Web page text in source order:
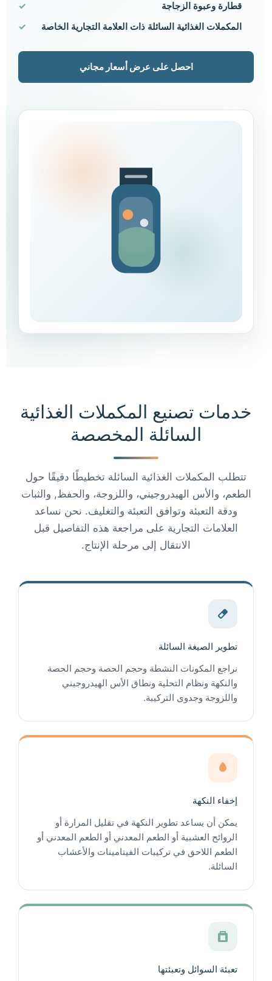
قطارة وعبوة الزجاجة
المكملات الغذائية السائلة ذات العلامة التجارية الخاصة
احصل على عرض أسعار مجاني
خدمات تصنيع المكملات الغذائية
السائلة المخصصة
تتطلب المكملات الغذائية السائلة تخطيطًا دقيقًا حول
الطعم، والأس الهيدروجيني، واللزوجة، والحفظ, والثبات
ودقة التعبئة وتوافق التعبئة والتغليف. نحن نساعد
العلامات التجارية على مراجعة هذه التفاصيل قبل
الانتقال إلى مرحلة الإنتاج.
تطوير الصيغة السائلة
نراجع المكونات النشطة وحجم الحصة وحجم الحصة
والنكهة ونظام التحلية ونطاق الأس الهيدروجيني
واللزوجة وجدوى التركيبة.
إخفاء النكهة
يمكن أن يساعد تطوير النكهة في تقليل المرارة أو
الروائح العشبية أو الطعم المعدني أو الطعم المعدني أو
الطعم اللاحق في تركيبات الفيتامينات والأعشاب
السائلة.
تعبئة السوائل وتعبئتها